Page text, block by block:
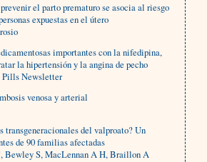
el parto prematuro se asocia al riesgo
expuestas en el útero
importantes con la nifedipina,
la hipertensión y la angina de pecho
Newsletter
venosa y arterial
transgeneracionales del valproato? Un
de 90 familias afectadas
S, MacLennan A H, Braillon A